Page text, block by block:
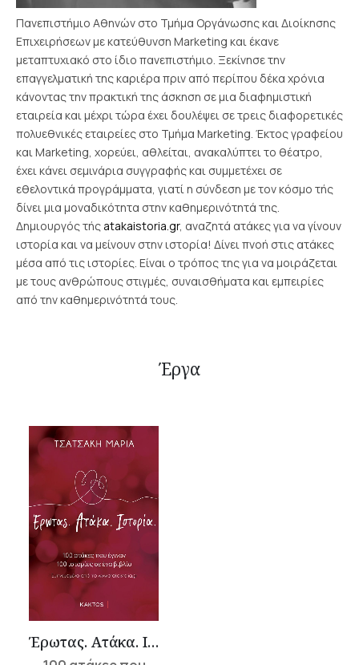
Πανεπιστήμιο Αθηνών στο Τμήμα Οργάνωσης και Διοίκησης
Επιχειρήσεων με κατεύθυνση Marketing και έκανε
μεταπτυχιακό στο ίδιο πανεπιστήμιο. Ξεκίνησε την
επαγγελματική της καριέρα πριν από περίπου δέκα χρόνια
κάνοντας την πρακτική της άσκηση σε μια διαφημιστική
εταιρεία και μέχρι τώρα έχει δουλέψει σε τρεις διαφορετικές
πολυεθνικές εταιρείες στο Τμήμα Marketing. Έκτος γραφείου
και Μarketing, χορεύει, αθλείται, ανακαλύπτει το θέατρο,
έχει κάνει σεμινάρια συγγραφής και συμμετέχει σε
εθελοντικά προγράμματα, γιατί η σύνδεση με τον κόσμο τής
δίνει μια μοναδικότητα στην καθημερινότητά της.
Δημιουργός τής atakaistoria.gr, αναζητά ατάκες για να γίνουν
ιστορία και να μείνουν στην ιστορία! Δίνει πνοή στις ατάκες
μέσα από τις ιστορίες. Είναι ο τρόπος της για να μοιράζεται
με τους ανθρώπους στιγμές, συναισθήματα και εμπειρίες
από την καθημερινότητά τους.
Έργα
Έρωτας. Aτάκα. Iστορία